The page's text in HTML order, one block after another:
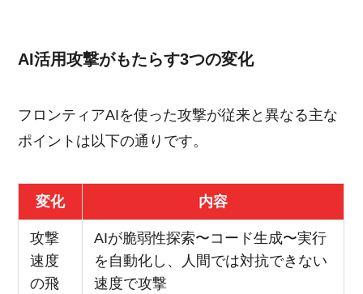
AI活用攻撃がもたらす3つの変化
フロンティアAIを使った攻撃が従来と異なる主な
ポイントは以下の通りです。
変化 内容
攻撃
速度
の飛
AIが脆弱性探索〜コード生成〜実行
を自動化し、人間では対抗できない
速度で攻撃